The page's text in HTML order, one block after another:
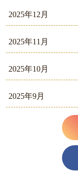
2025年12月
2025年11月
2025年10月
2025年9月